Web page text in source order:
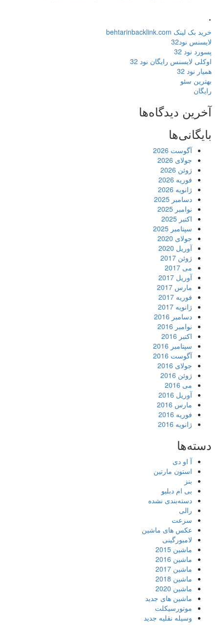
خرید بک لینک behtarinbacklink.com
لایسنس نود32
پسورد نود 32
اوکلی لایسنس رایگان نود 32
همیار نود 32
بهترین سئو
رایگان
آخرین دیدگاه‌ها
بایگانی‌ها
آگوست 2026
جولای 2026
ژوئن 2026
فوریه 2026
ژانویه 2026
دسامبر 2025
نوامبر 2025
اکتبر 2025
سپتامبر 2025
جولای 2020
آوریل 2020
ژوئن 2017
می 2017
آوریل 2017
مارس 2017
فوریه 2017
ژانویه 2017
دسامبر 2016
نوامبر 2016
اکتبر 2016
سپتامبر 2016
آگوست 2016
جولای 2016
ژوئن 2016
می 2016
آوریل 2016
مارس 2016
فوریه 2016
ژانویه 2016
دسته‌ها
آ او دی
استون مارتین
بنز
بی ام دبلیو
دسته‌بندی نشده
رالی
سرعت
عکس های ماشین
لامبورگینی
ماشین 2015
ماشین 2016
ماشین 2017
ماشین 2018
ماشین 2020
ماشین های جدید
موتورسیکلت
وسیله نقلیه جدید